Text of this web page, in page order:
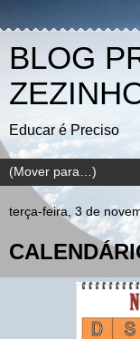
BLOG
Educar é Preciso
terça-feira, 3 de